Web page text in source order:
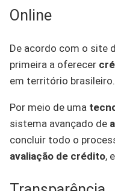
Online
De acordo com o site
primeira a oferecer
em território brasileiro.
Por meio de uma
sistema avançado de
concluir todo o
avaliação de crédito,